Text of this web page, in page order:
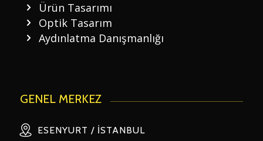
Ürün Tasarımı
Optik Tasarım
Aydınlatma Danışmanlığı
GENEL MERKEZ
ESENYURT / İSTANBUL